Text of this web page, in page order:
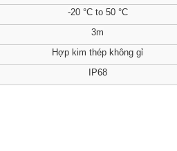
-20 °C to 50 °C
3m
Hợp kim thép không gỉ
IP68